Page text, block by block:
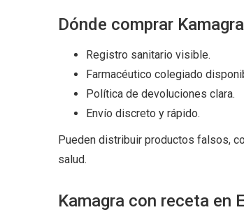
Dónde comprar
Registro sanitario visible.
Farmacéutico colegiado
Política de devoluciones clara.
Envío discreto y rápido.
Pueden distribuir productos falsos,
salud.
Kamagra con receta en